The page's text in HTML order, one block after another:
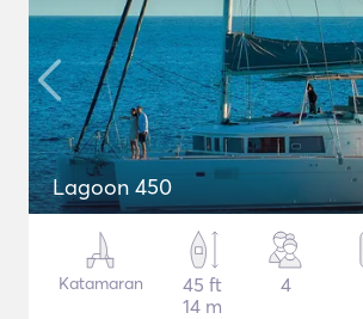
Lagoon 450
Katamaran
45 ft
14 m
4